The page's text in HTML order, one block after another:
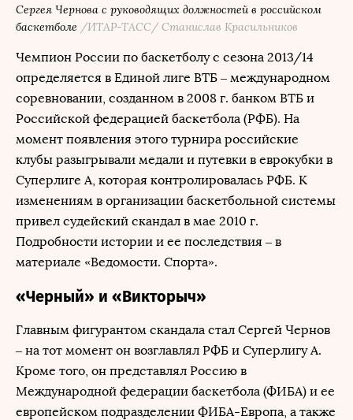
Сергея Чернова с руководящих должностей в российском
баскетболе /ИТАР-ТАСС/ Станислав Красильников
Чемпион России по баскетболу с сезона 2013/14
определяется в Единой лиге ВТБ – международном
соревновании, созданном в 2008 г. банком ВТБ и
Российской федерацией баскетбола (РФБ). На
момент появления этого турнира российские
клубы разыгрывали медали и путевки в еврокубки в
Суперлиге А, которая контролировалась РФБ. К
изменениям в организации баскетбольной системы
привел судейский скандал в мае 2010 г.
Подробности истории и ее последствия – в
материале «Ведомости. Спорта».
«Черный» и «Викторыч»
Главным фигурантом скандала стал Сергей Чернов
– на тот момент он возглавлял РФБ и Суперлигу А.
Кроме того, он представлял Россию в
Международной федерации баскетбола (ФИБА) и ее
европейском подразделении ФИБА-Европа, а также